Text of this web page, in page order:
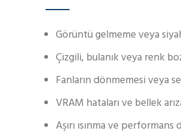
Görüntü gelmeme veya
Çizgili, bulanık veya renk
Fanların dönmemesi veya
VRAM hataları ve bellek
Aşırı ısınma ve performans